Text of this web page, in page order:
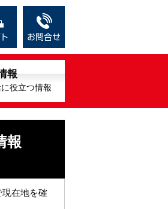
報
役立つ情報
報
現在地を確